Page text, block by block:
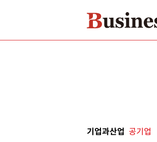
기업과산업 공기업